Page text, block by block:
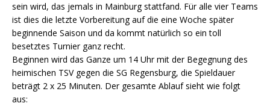
sein wird, das jemals in Mainburg stattfand. Für alle vier Teams
ist dies die letzte Vorbereitung auf die eine Woche später
beginnende Saison und da kommt natürlich so ein toll
besetztes Turnier ganz recht.
Beginnen wird das Ganze um 14 Uhr mit der Begegnung des
heimischen TSV gegen die SG Regensburg, die Spieldauer
beträgt 2 x 25 Minuten. Der gesamte Ablauf sieht wie folgt
aus: